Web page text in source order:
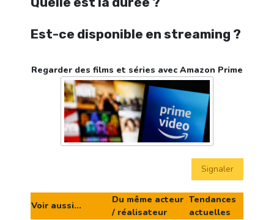
Est-ce disponible en streaming ?
Regarder des films et séries avec Amazon Prime
Signaler
Voir aussi...
Du même acteur
/ réalisateur
Tendances
actuelles